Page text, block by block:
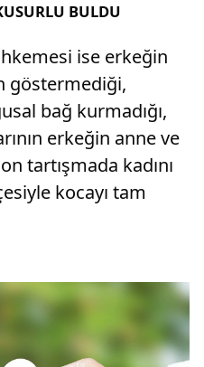
BULDU
ise erkeğin
göstermediği,
bağ kurmadığı,
erkeğin anne ve
tartışmada kadını
kocayı tam